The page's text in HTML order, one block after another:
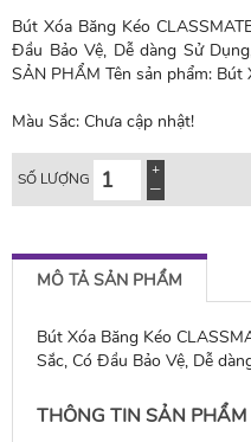
Bút Xóa Băng Kéo
Đầu Bảo Vệ, Dễ dàng Sử
SẢN PHẨM Tên sản phẩm: Bút
Màu Sắc: Chưa cập nhật!
SỐ LƯỢNG
MÔ TẢ SẢN PHẨM
Bút Xóa Băng Kéo
Sắc, Có Đầu Bảo Vệ, Dễ
THÔNG TIN SẢN PHẨM